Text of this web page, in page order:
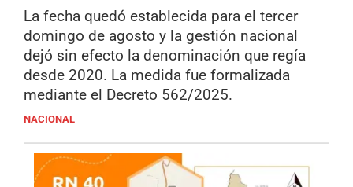
La fecha quedó establecida para el tercer
domingo de agosto y la gestión nacional
dejó sin efecto la denominación que regía
desde 2020. La medida fue formalizada
mediante el Decreto 562/2025.
NACIONAL